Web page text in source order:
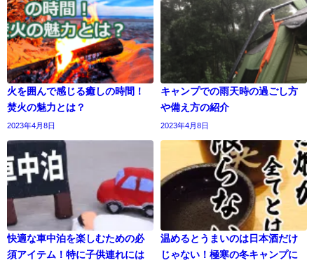
火を囲んで感じる癒しの時間！
焚火の魅力とは？
2023年4月8日
キャンプでの雨天時の過ごし方
や備え方の紹介
2023年4月8日
快適な車中泊を楽しむための必
須アイテム！特に子供連れには
温めるとうまいのは日本酒だけ
じゃない！極寒の冬キャンプに